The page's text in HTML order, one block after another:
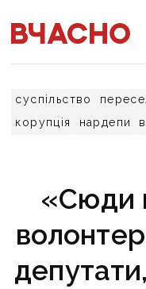
суспільство
корупція
нардепи
«Сюди